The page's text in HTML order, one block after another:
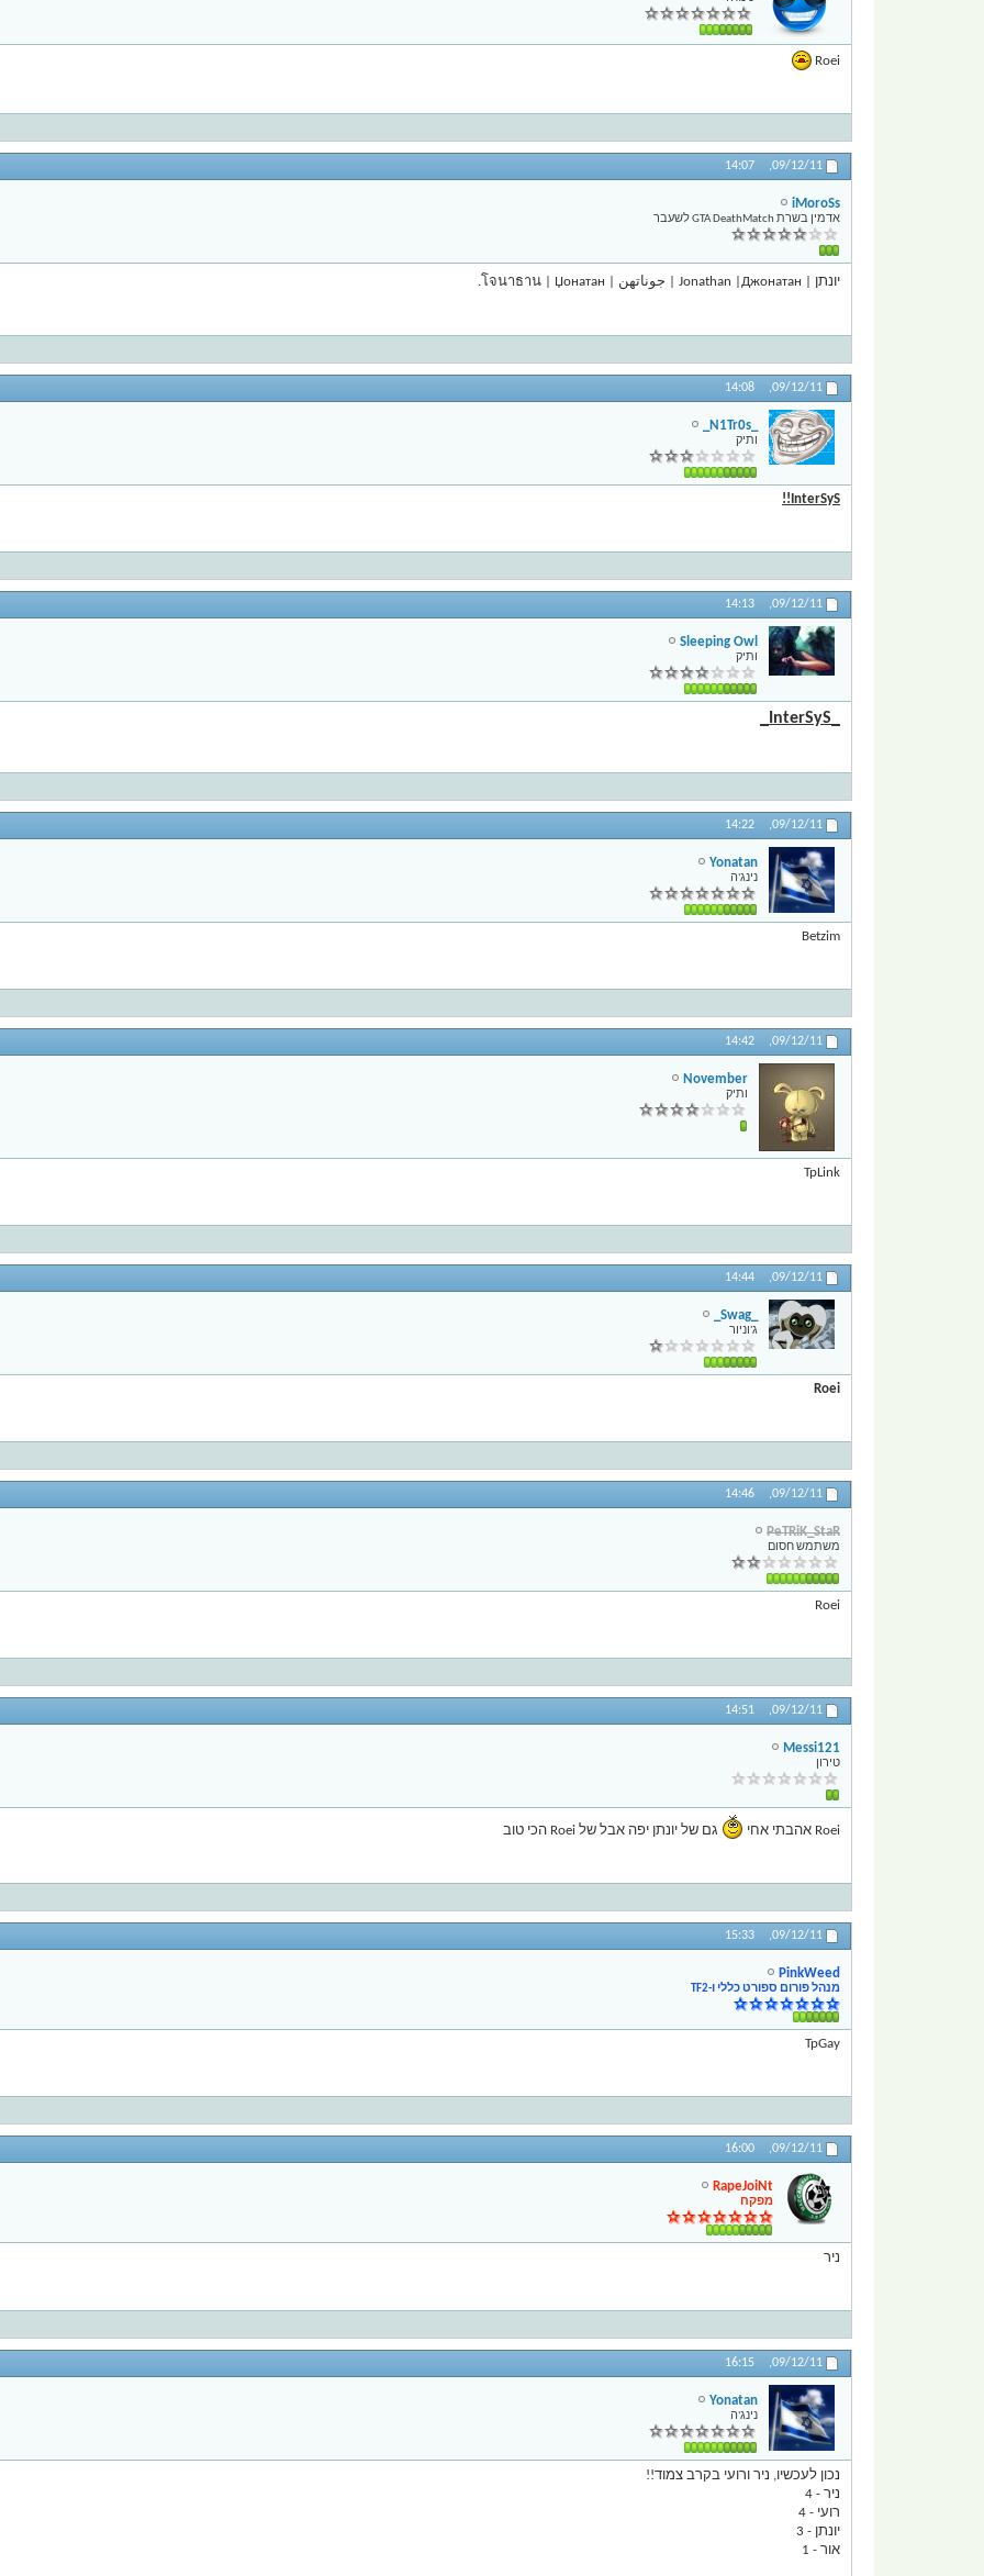
Roei
09/12/11,
14:07
iMoroSs
אדמין בשרת GTA DeathMatch לשעבר
יונתן | Jonathan |Джонатан | جوناتھن | โจนาธาน | Џонатан.
09/12/11,
14:08
ותיק
InterSyS!!
09/12/11,
14:13
Sleeping Owl
ותיק
09/12/11,
14:22
Yonatan
נינג'ה
Betzim
09/12/11,
14:42
November
ותיק
TpLink
09/12/11,
14:44
ג'וניור
Roei
09/12/11,
14:46
PeTRiK_StaR
משתמש חסום
Roei
09/12/11,
14:51
Messi121
טירון
Roei אהבתי אחי גם של יונתן יפה אבל של Roei הכי טוב
09/12/11,
15:33
PinkWeed
מנהל פורום ספורט כללי ו-TF2
TpGay
09/12/11,
16:00
RapeJoiNt
מפקח
ניר
09/12/11,
16:15
Yonatan
נינג'ה
נכון לעכשיו, ניר ורועי בקרב צמוד!!
ניר - 4
רועי - 4
יונתן - 3
אור - 1